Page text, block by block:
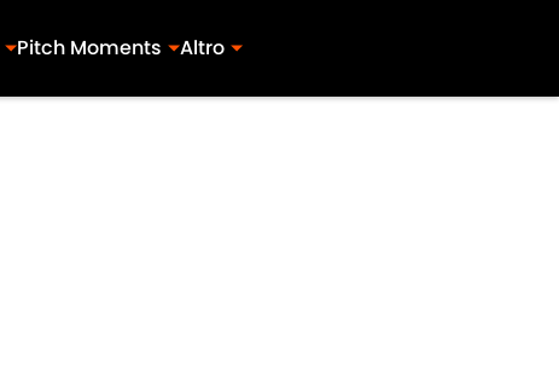
Pitch Moments Altro